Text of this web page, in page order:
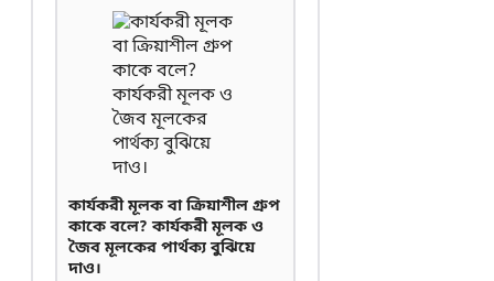
কার্যকরী মূলক বা ক্রিয়াশীল গ্রুপ
কাকে বলে? কার্যকরী মূলক ও
জৈব মূলকের পার্থক্য বুঝিয়ে
দাও।